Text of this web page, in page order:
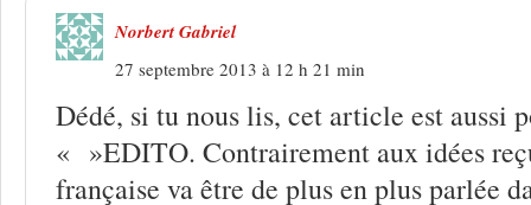
Norbert Gabriel
27 septembre 2013 à 12 h 21 min
Dédé, si tu nous lis, cet article est aussi
« »EDITO. Contrairement aux idées
française va être de plus en plus parlée